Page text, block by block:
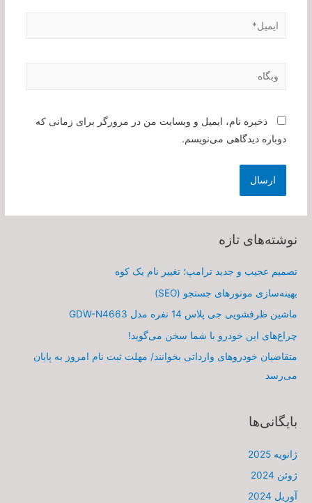
ایمیل*
وبگاه
ذخیره نام، ایمیل و وبسایت من در مرورگر برای زمانی که
دوباره دیدگاهی می‌نویسم.
نوشته‌های تازه
تصمیم عجیب و جدید ترامپ؛ تغییر نام یک کوه
بهینه‌سازی موتورهای جستجو (SEO)
ماشین ظرفشویی جی پلاس 14 نفره مدل GDW-N4663
چراغ‌های این خودرو با شما سخن می‌گوید!
متقاضیان خودروهای وارداتی بخوانند/ مهلت ثبت نام امروز به پایان
می‌رسد
بایگانی‌ها
ژانویه 2025
ژوئن 2024
آوریل 2024